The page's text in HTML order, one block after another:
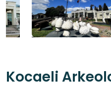
Kocaeli